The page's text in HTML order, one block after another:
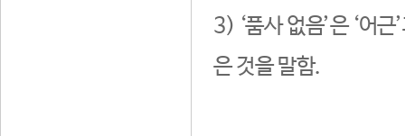
3) ‘품사 없음’은 ‘어
은 것을 말함.